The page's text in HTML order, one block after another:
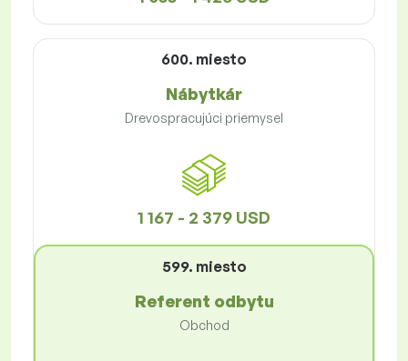
600. miesto
Nábytkár
Drevospracujúci priemysel
1 167 - 2 379 USD
599. miesto
Referent odbytu
Obchod